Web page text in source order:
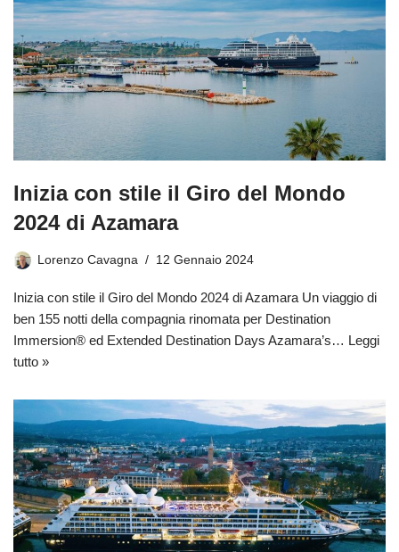
Inizia con stile il Giro del Mondo
2024 di Azamara
Lorenzo Cavagna 12 Gennaio 2024
Inizia con stile il Giro del Mondo 2024 di Azamara Un viaggio di
ben 155 notti della compagnia rinomata per Destination
Immersion® ed Extended Destination Days Azamara’s… Leggi
tutto »